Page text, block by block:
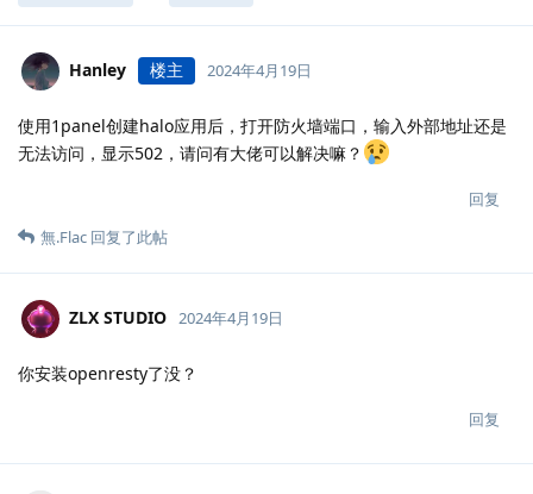
Hanley 楼主 2024年4月19日
使用1panel创建halo应用后，打开防火墙端口，输入外部地址还是
无法访问，显示502，请问有大佬可以解决嘛？
回复
無.​Flac 回复了此帖
ZLX STUDIO 2024年4月19日
你安装openresty了没？
回复